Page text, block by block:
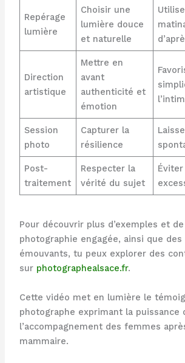
Repérage
lumière
Choisir une
lumière douce
et naturelle
Direction
artistique
Mettre en
avant
authenticité et
émotion
Session
photo
Capturer la
résilience
Post-
traitement
Respecter la
vérité du sujet
Pour découvrir plus d’exemples et
photographie engagée, ainsi que
émouvants, tu peux explorer des
sur photographealsace.fr.
Cette vidéo met en lumière le
photographe exprimant la puissance
l’accompagnement des femmes
mammaire.